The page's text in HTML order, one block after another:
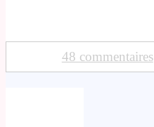
48 commentaires